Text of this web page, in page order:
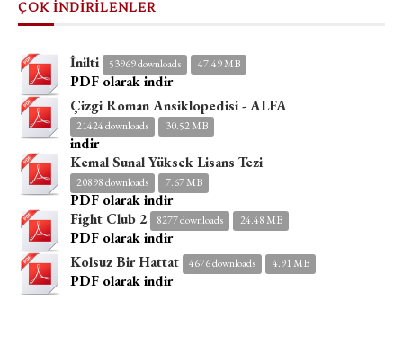
ÇOK İNDİRİLENLER
İnilti 53969 downloads 47.49 MB
PDF olarak indir
Çizgi Roman Ansiklopedisi - ALFA
21424 downloads 30.52 MB
indir
Kemal Sunal Yüksek Lisans Tezi
20898 downloads 7.67 MB
PDF olarak indir
Fight Club 2
8277 downloads 24.48 MB
PDF olarak indir
Kolsuz Bir Hattat
4676 downloads 4.91 MB
PDF olarak indir